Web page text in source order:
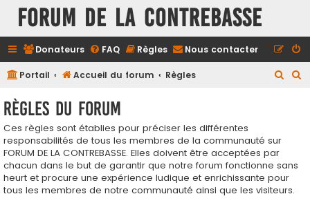
FORUM DE LA CONTREBASSE
Donateurs FAQ Règles Nous contacter
Portail Accueil du forum Règles
r
c
Règles du forum
Ces règles sont établies pour préciser les différentes
responsabilités de tous les membres de la communauté sur
FORUM DE LA CONTREBASSE. Elles doivent être acceptées par
chacun dans le but de garantir que notre forum fonctionne sans
heurt et procure une expérience ludique et enrichissante pour
tous les membres de notre communauté ainsi que les visiteurs.